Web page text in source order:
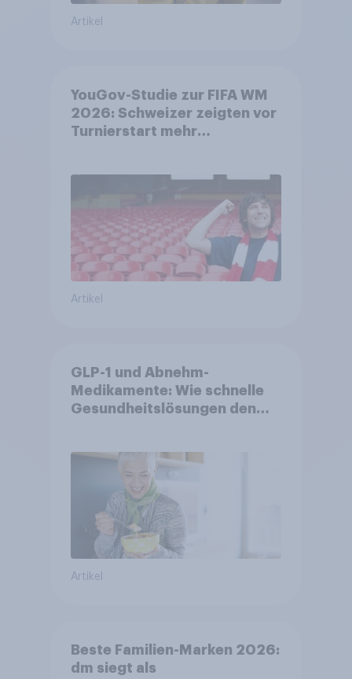
Artikel
YouGov-Studie zur FIFA WM
2026: Schweizer zeigten vor
Turnierstart mehr
Artikel
GLP-1 und Abnehm-
Medikamente: Wie schnelle
Gesundheitslösungen den
Artikel
Beste Familien-Marken 2026:
dm siegt als